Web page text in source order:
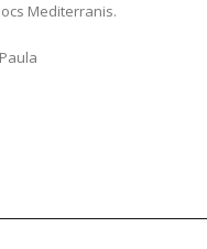
Mediterranis.